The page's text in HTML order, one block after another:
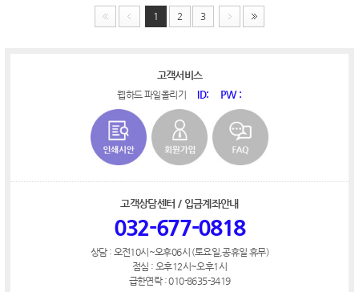
1 2 3
고객서비스
웹하드 파일올리기 ID: PW :
고객상담센터 / 입금계좌안내
032-677-0818
상담 : 오전10시~오후06시 (토요일,공휴일 휴무)
점심 : 오후12시~오후1시
급한연락 : 010-8635-3419